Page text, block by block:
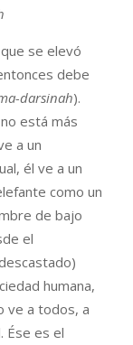
se elevó
debe
darsinah).
está más
a un
él ve a un
como un
de bajo
el
humana,
ve a todos, a
Ése es el